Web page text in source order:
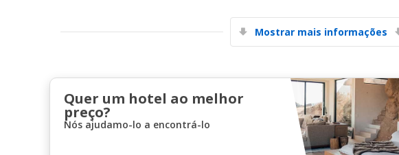
Mostrar mais informações
Quer um hotel ao melhor
preço?
Nós ajudamo-lo a encontrá-lo